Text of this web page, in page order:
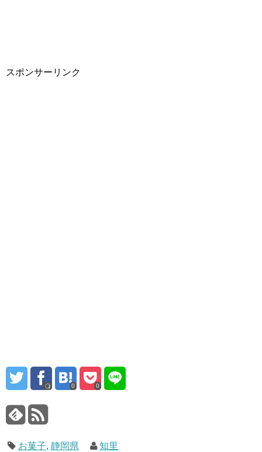
スポンサーリンク
0 0
お菓子, 静岡県 知里